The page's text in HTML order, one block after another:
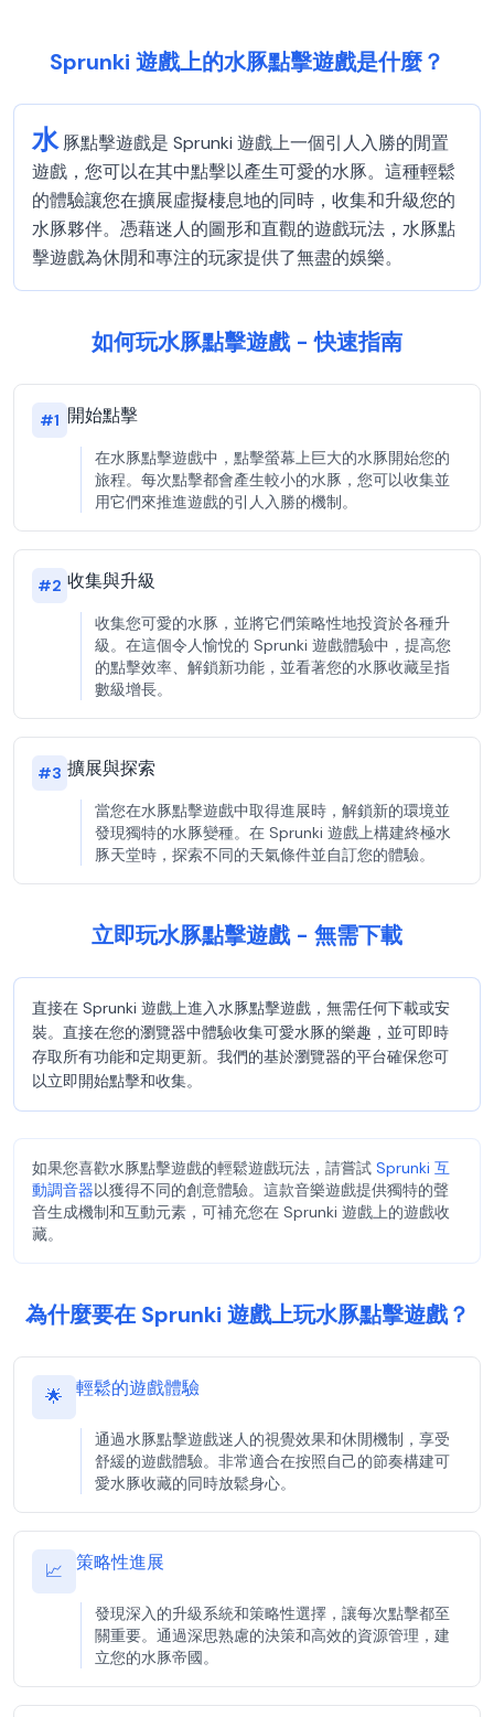
Sprunki 遊戲上的水豚點擊遊戲是什麼？
水 豚點擊遊戲是 Sprunki 遊戲上一個引人入勝的閒置
遊戲，您可以在其中點擊以產生可愛的水豚。這種輕鬆
的體驗讓您在擴展虛擬棲息地的同時，收集和升級您的
水豚夥伴。憑藉迷人的圖形和直觀的遊戲玩法，水豚點
擊遊戲為休閒和專注的玩家提供了無盡的娛樂。
如何玩水豚點擊遊戲 - 快速指南
#1 開始點擊
在水豚點擊遊戲中，點擊螢幕上巨大的水豚開始您的
旅程。每次點擊都會產生較小的水豚，您可以收集並
用它們來推進遊戲的引人入勝的機制。
#2 收集與升級
收集您可愛的水豚，並將它們策略性地投資於各種升
級。在這個令人愉悅的 Sprunki 遊戲體驗中，提高您
的點擊效率、解鎖新功能，並看著您的水豚收藏呈指
數級增長。
#3 擴展與探索
當您在水豚點擊遊戲中取得進展時，解鎖新的環境並
發現獨特的水豚變種。在 Sprunki 遊戲上構建終極水
豚天堂時，探索不同的天氣條件並自訂您的體驗。
立即玩水豚點擊遊戲 - 無需下載
直接在 Sprunki 遊戲上進入水豚點擊遊戲，無需任何下載或安
裝。直接在您的瀏覽器中體驗收集可愛水豚的樂趣，並可即時
存取所有功能和定期更新。我們的基於瀏覽器的平台確保您可
以立即開始點擊和收集。
如果您喜歡水豚點擊遊戲的輕鬆遊戲玩法，請嘗試 Sprunki 互
動調音器以獲得不同的創意體驗。這款音樂遊戲提供獨特的聲
音生成機制和互動元素，可補充您在 Sprunki 遊戲上的遊戲收
藏。
為什麼要在 Sprunki 遊戲上玩水豚點擊遊戲？
🌟 輕鬆的遊戲體驗
通過水豚點擊遊戲迷人的視覺效果和休閒機制，享受
舒緩的遊戲體驗。非常適合在按照自己的節奏構建可
愛水豚收藏的同時放鬆身心。
📈 策略性進展
發現深入的升級系統和策略性選擇，讓每次點擊都至
關重要。通過深思熟慮的決策和高效的資源管理，建
立您的水豚帝國。